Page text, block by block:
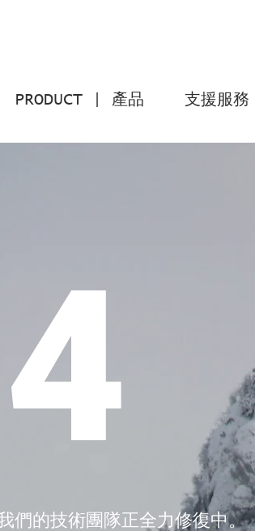
PRODUCT | 產品 支援服務
們的技術團隊正全力修復中。